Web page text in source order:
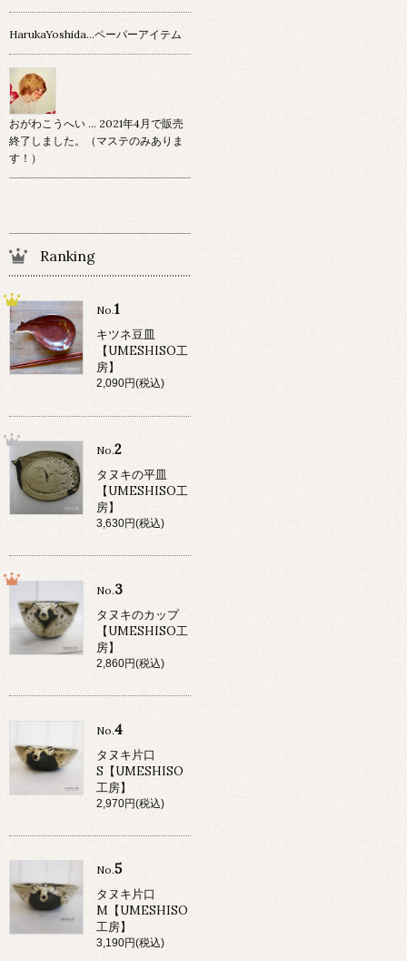
HarukaYoshida…ペーパーアイテム
おがわこうへい … 2021年4月で販売
終了しました。（マステのみありま
す！）
Ranking
No.1
キツネ豆皿
【UMESHISO工
房】
2,090円(税込)
No.2
タヌキの平皿
【UMESHISO工
房】
3,630円(税込)
No.3
タヌキのカップ
【UMESHISO工
房】
2,860円(税込)
No.4
タヌキ片口
S【UMESHISO
工房】
2,970円(税込)
No.5
タヌキ片口
M【UMESHISO
工房】
3,190円(税込)